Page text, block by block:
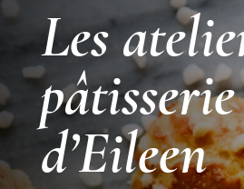
Les
pâtisserie
d’Eileen